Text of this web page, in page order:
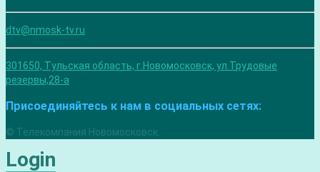
dtv@nmosk-tv.ru
301650, Тульская область, г.Новомосковск, ул.Трудовые
резервы,28-а
Присоединяйтесь к нам в социальных сетях:
© Телекомпания Новомосковск.
Login